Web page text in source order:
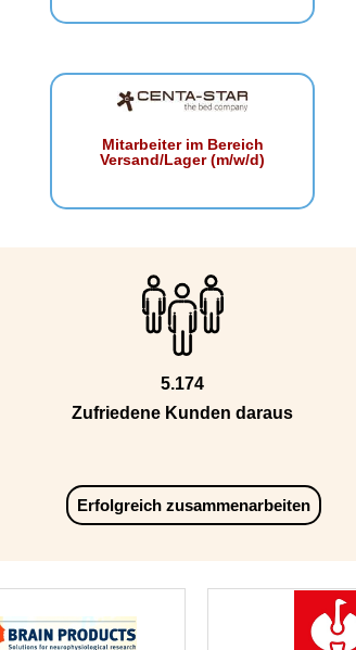
Mitarbeiter im Bereich
Versand/Lager (m/w/d)
5.174
Zufriedene Kunden daraus
Erfolgreich zusammenarbeiten